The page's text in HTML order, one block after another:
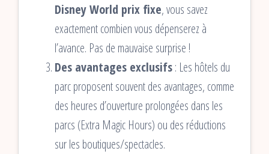
Disney World prix fixe, vous savez
exactement combien vous dépenserez à
l’avance. Pas de mauvaise surprise !
Des avantages exclusifs: Les hôtels du
parc proposent souvent des avantages, comme
des heures d’ouverture prolongées dans les
parcs (Extra Magic Hours) ou des réductions
sur les boutiques/spectacles.